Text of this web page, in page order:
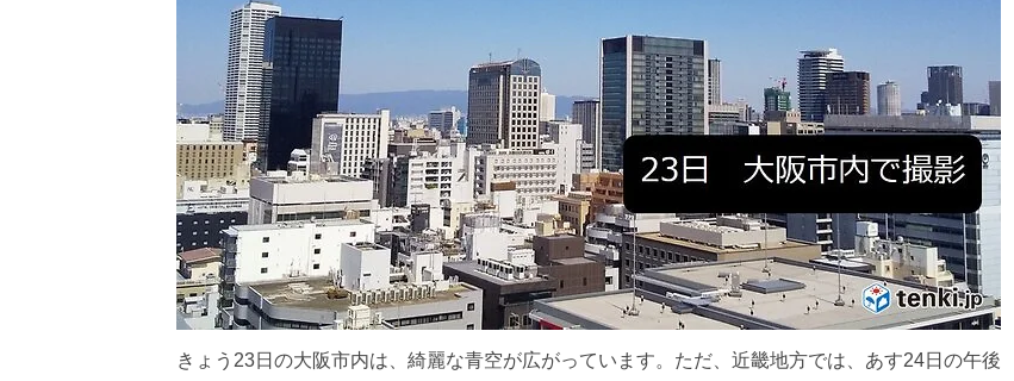
きょう23日の大阪市内は、綺麗な青空が広がっています。ただ、近畿地方では、あす24日の午後